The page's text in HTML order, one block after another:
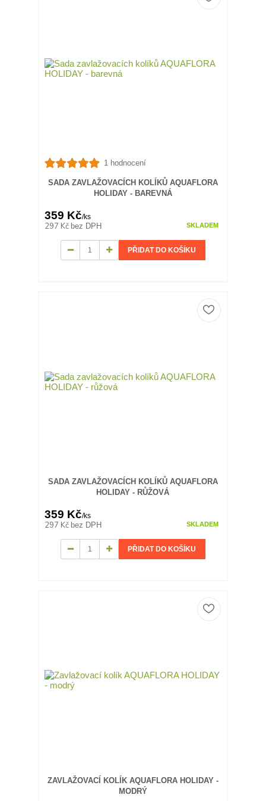
1 hodnocení
SADA ZAVLAŽOVACÍCH KOLÍKŮ AQUAFLORA
HOLIDAY - BAREVNÁ
359 Kč/ks
297 Kč bez DPH SKLADEM
PŘIDAT DO KOŠÍKU
SADA ZAVLAŽOVACÍCH KOLÍKŮ AQUAFLORA
HOLIDAY - RŮŽOVÁ
359 Kč/ks
297 Kč bez DPH SKLADEM
PŘIDAT DO KOŠÍKU
ZAVLAŽOVACÍ KOLÍK AQUAFLORA HOLIDAY -
MODRÝ